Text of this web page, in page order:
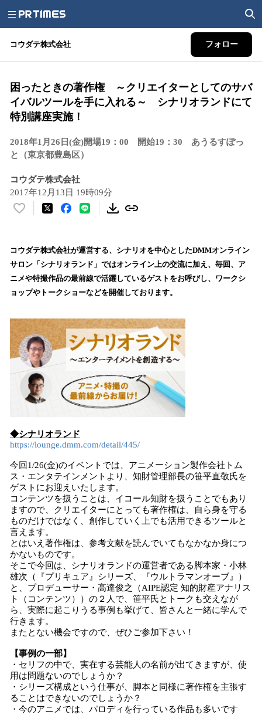
コウダテ株式会社 フォロー
困ったときの著作権 ～クリエイターとしてのサバ
イバルツールを手に入れる～ シナリオランドにて
特別講座実施！
2018年1月26日(金)開場19：00 開始19：30 あうるすぽっ
と（東京都豊島区）
コウダテ株式会社
2017年12月13日 19時09分
い
！
数
を
読
み
中
で
す
コウダテ株式会社が運営する、シナリオを中心としたDMMオンライン
サロン「シナリオランド」ではオンライン上の交流に加え、毎回、ア
ニメや特撮作品の最前線で活躍しているゲストをお呼びし、ワークシ
ョップやトークショーなどを開催しております。
◆シナリオランド
https://lounge.dmm.com/detail/445/
今回1/26(金)のイベントでは、アニメーション製作会社トム
ス・エンタテインメントより、知財管理部長の笹平直敬氏を
ゲストにお迎えいたします。
コンテンツを扱うことは、イコール知財を扱うことでもあり
ますので、クリエイターにとっても著作権は、自ら身を守る
ものだけではなく、創作していく上でも活用できるツールと
言えます。
とはいえ著作権は、参考文献を読んでいてもなかなか身につ
かないものです。
そこで今回は、シナリオランドの運営者である脚本家・小林
雄次（『プリキュア』シリーズ、『ウルトラマンオーブ』）
と、プロデューサー・高達俊之（AIPE認定 知的財産アナリス
ト（コンテンツ））の２人で、笹平氏とトークも交えなが
ら、実際に起こりうる事例も挙げて、皆さんと一緒に学んで
行きます。
またとない機会ですので、ぜひご参加下さい！
【事例の一部】
・セリフの中で、実在する芸能人の名前が出てきますが、使
用は問題ないのでしょうか？
・シリーズ構成という仕事が、脚本と同様に著作権を主張す
ることはできないのでしょうか？
・今のアニメでは、パロディを行っている作品も多いです